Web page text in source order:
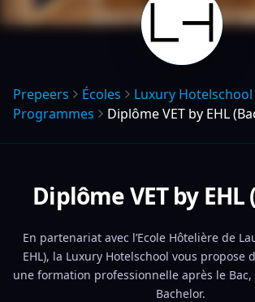
Prepeers Écoles
Luxury Hotelschool
Programmes
Diplôme VET by EHL
Diplôme VET by EHL
En partenariat avec l’Ecole Hôtelière de
EHL), la Luxury Hotelschool vous propose
une formation professionnelle après le
Bachelor.